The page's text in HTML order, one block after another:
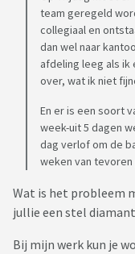
team geregeld
collegiaal en
dan wel naar
afdeling leeg als ik
over, wat ik niet
En er is een soort
week-uit 5 dagen
dag verlof om de
weken van tevoren
Wat is het probleem
jullie een stel
Bij mijn werk kun je